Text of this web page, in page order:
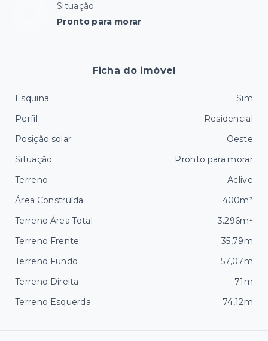
Situação
Pronto para morar
Ficha do imóvel
Esquina
Sim
Perfil
Residencial
Posição solar
Oeste
Situação
Pronto para morar
Terreno
Aclive
Área Construída
400m²
Terreno Área Total
3.296m²
Terreno Frente
35,79m
Terreno Fundo
57,07m
Terreno Direita
71m
Terreno Esquerda
74,12m